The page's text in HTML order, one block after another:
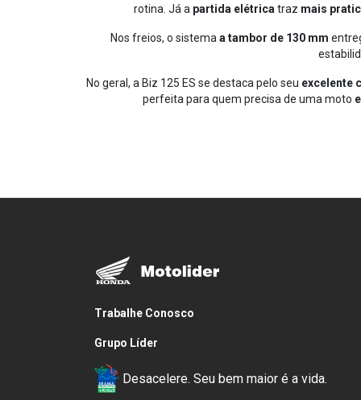
rotina. Já a partida elétrica traz mais
Nos freios, o sistema a tambor de 130 mm
No geral, a Biz 125 ES se destaca pelo seu excelente
perfeita para quem precisa de uma moto
Trabalhe Conosco
Grupo Líder
Desacelere. Seu bem maior é a vida.